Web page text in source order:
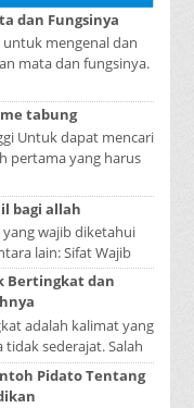
dan Fungsinya
mengenal dan
mata dan fungsinya.
tabung
Untuk dapat mencari
pertama yang harus
bagi allah
wajib diketahui
lain: Sifat Wajib
Bertingkat dan
adalah kalimat yang
sederajat. Salah
induk kalimat, se...
Pidato Tentang